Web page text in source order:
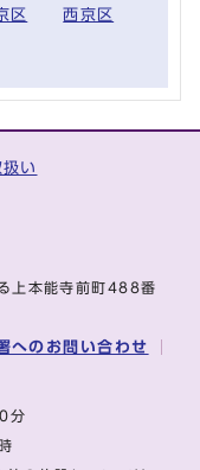
区 西京区
い
上本能寺前町488番
へのお問い合わせ
分
時